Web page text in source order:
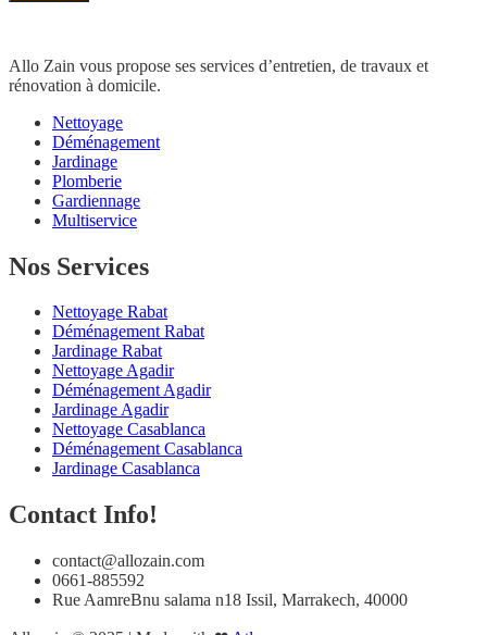
Allo Zain vous propose ses services d’entretien, de travaux et
rénovation à domicile.
Nettoyage
Déménagement
Jardinage
Plomberie
Gardiennage
Multiservice
Nos Services
Nettoyage Rabat
Déménagement Rabat
Jardinage Rabat
Nettoyage Agadir
Déménagement Agadir
Jardinage Agadir
Nettoyage Casablanca
Déménagement Casablanca
Jardinage Casablanca
Contact Info!
contact@allozain.com
0661-885592
Rue AamreBnu salama n18 Issil, Marrakech, 40000